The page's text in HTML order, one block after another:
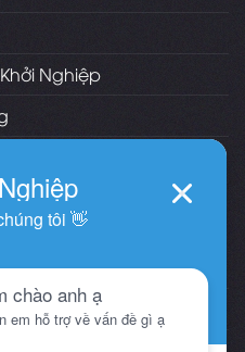
Nghiệp
toán